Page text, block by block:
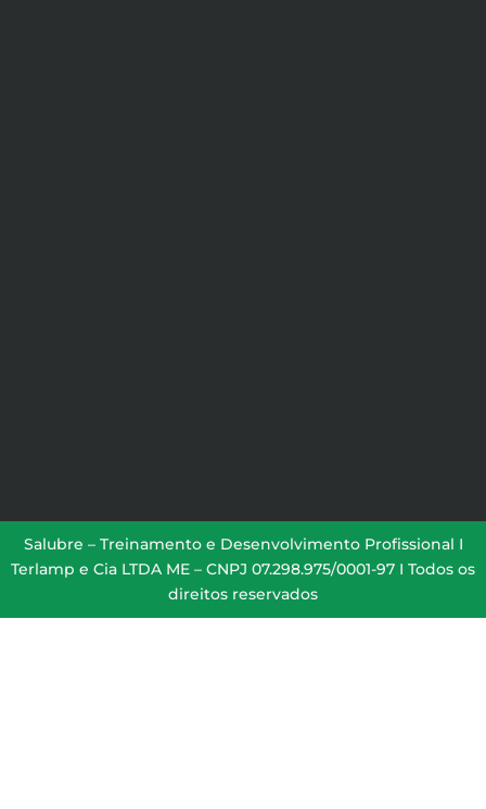
Salubre – Treinamento e Desenvolvimento Profissional I
Terlamp e Cia LTDA ME – CNPJ 07.298.975/0001-97 I Todos os
direitos reservados